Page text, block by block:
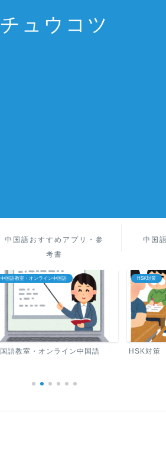
チュウコツ
中国語おすすめアプリ・参
考書
中国
HSK対策
HSK対策
中国
中国